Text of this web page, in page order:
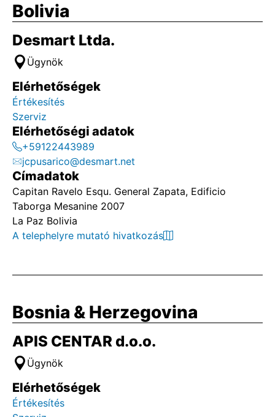
Bolivia
Desmart Ltda.
Ügynök
Elérhetőségek
Értékesítés
Szerviz
Elérhetőségi adatok
+59122443989
jcpusarico@desmart.net
Címadatok
Capitan Ravelo Esqu. General Zapata, Edificio
Taborga Mesanine 2007
La Paz Bolivia
A telephelyre mutató hivatkozás
Bosnia & Herzegovina
APIS CENTAR d.o.o.
Ügynök
Elérhetőségek
Értékesítés